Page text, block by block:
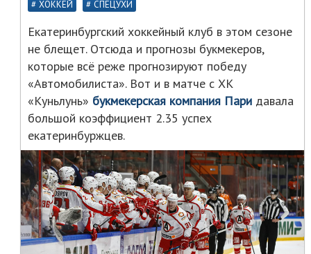
ХОККЕЙ СПЕЦУХИ
Екатеринбургский хоккейный клуб в этом сезоне
не блещет. Отсюда и прогнозы букмекеров,
которые всё реже прогнозируют победу
«Автомобилиста». Вот и в матче с ХК
«Куньлунь» букмекерская компания Пари давала
большой коэффициент 2.35 успех
екатеринбуржцев.